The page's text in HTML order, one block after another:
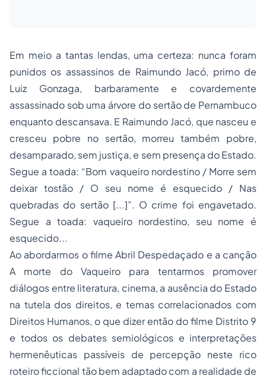
Em meio a tantas lendas, uma certeza: nunca foram
punidos os assassinos de Raimundo Jacó, primo de
Luiz Gonzaga, barbaramente e covardemente
assassinado sob uma árvore do sertão de Pernambuco
enquanto descansava. E Raimundo Jacó, que nasceu e
cresceu pobre no sertão, morreu também pobre,
desamparado, sem justiça, e sem presença do Estado.
Segue a toada: “Bom vaqueiro nordestino / Morre sem
deixar tostão / O seu nome é esquecido / Nas
quebradas do sertão [...]”. O crime foi engavetado.
Segue a toada: vaqueiro nordestino, seu nome é
esquecido...
Ao abordarmos o filme Abril Despedaçado e a canção
A morte do Vaqueiro para tentarmos promover
diálogos entre literatura, cinema, a ausência do Estado
na tutela dos direitos, e temas correlacionados com
Direitos Humanos, o que dizer então do filme Distrito 9
e todos os debates semiológicos e interpretações
hermenêuticas passíveis de percepção neste rico
roteiro ficcional tão bem adaptado com a realidade de